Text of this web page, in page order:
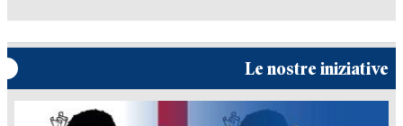
Le nostre iniziative